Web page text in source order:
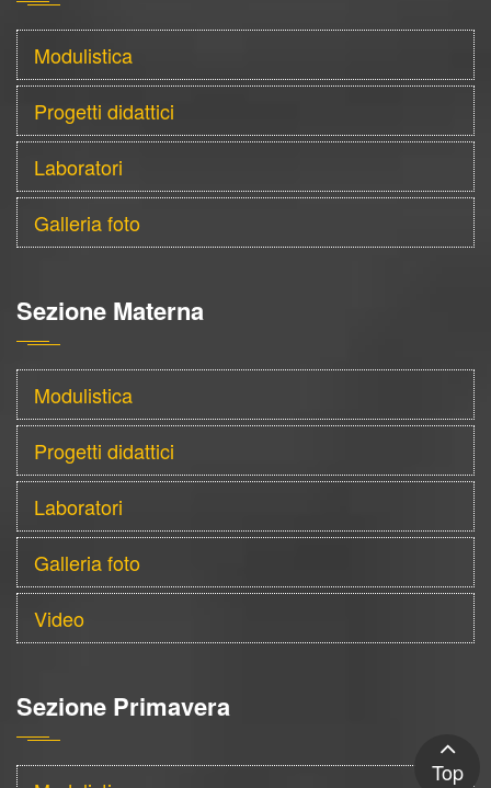
Modulistica
Progetti didattici
Laboratori
Galleria foto
Sezione Materna
Modulistica
Progetti didattici
Laboratori
Galleria foto
Video
Sezione Primavera
Top